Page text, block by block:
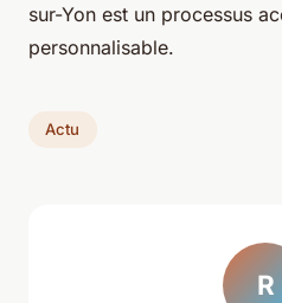
sur-Yon est un processus
personnalisable.
Actu
R